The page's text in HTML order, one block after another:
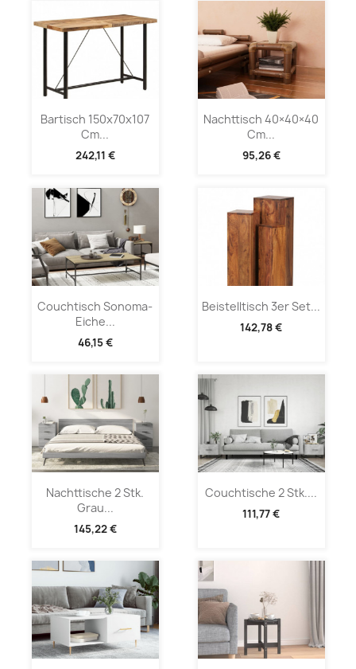
Bartisch 150x70x107
Cm...
242,11 €
Nachttisch 40×40×40
Cm...
95,26 €
Couchtisch Sonoma-
Eiche...
46,15 €
Beistelltisch 3er Set...
142,78 €
Nachttische 2 Stk.
Grau...
145,22 €
Couchtische 2 Stk....
111,77 €